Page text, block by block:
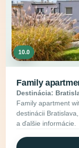
10.0
Family
Destinácia:
Family apartment
destinácii
a ďalšie informácie.